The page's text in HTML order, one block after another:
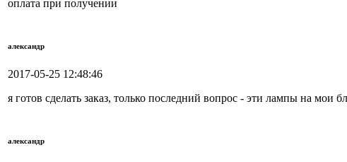
оплата при получении
александр
2017-05-25 12:48:46
я готов сделать заказ, только последний вопрос - эти лампы на
александр